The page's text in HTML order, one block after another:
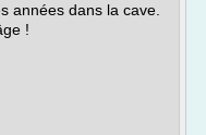
années dans la cave.
!